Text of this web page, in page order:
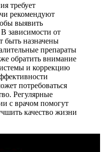
требует
рекомендуют
выявить
зависимости от
быть назначены
препараты
обратить внимание
и коррекцию
потребоваться
Регулярные
с врачом помогут
качество жизни